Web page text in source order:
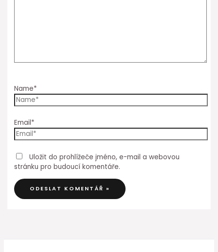
Name*
Email*
Uložit do prohlížeče jméno, e-mail a webovou
stránku pro budoucí komentáře.